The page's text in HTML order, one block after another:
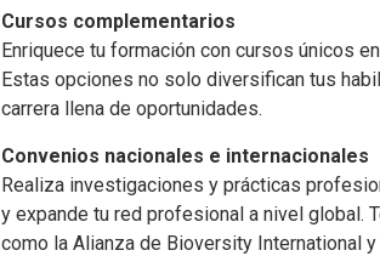
Cursos complementarios
Enriquece tu formación con cursos únicos
Estas opciones no solo diversifican tus
carrera llena de oportunidades.
Convenios nacionales e internacionales
Realiza investigaciones y prácticas
y expande tu red profesional a nivel
como la Alianza de Bioversity International